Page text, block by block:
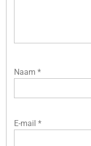
Naam *
E-mail *